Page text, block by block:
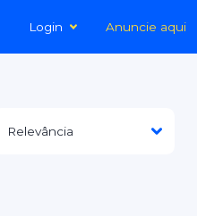
Login Anuncie aqui